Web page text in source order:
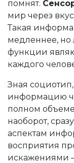
помнят.
мир через
Такая
медленнее, но
функции
каждого
Зная
информацию
полном
наоборот,
аспектам
восприятия
искажениями –